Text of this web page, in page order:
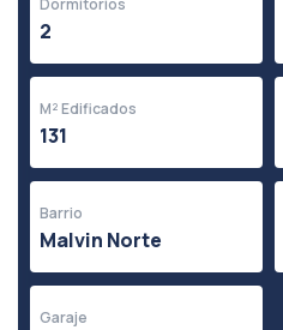
Dormitorios
2
Garaje
M² Edificados
131
Barrio
Malvin Norte